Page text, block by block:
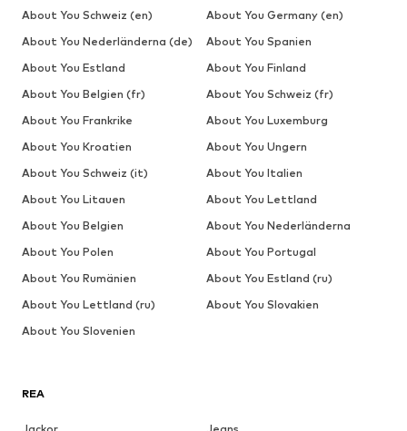
REA
About You Schweiz (en)
About You Germany (en)
About You Nederländerna (de)
About You Spanien
About You Estland
About You Finland
About You Belgien (fr)
About You Schweiz (fr)
About You Frankrike
About You Luxemburg
About You Kroatien
About You Ungern
About You Schweiz (it)
About You Italien
About You Litauen
About You Lettland
About You Belgien
About You Nederländerna
About You Polen
About You Portugal
About You Rumänien
About You Estland (ru)
About You Lettland (ru)
About You Slovakien
About You Slovenien